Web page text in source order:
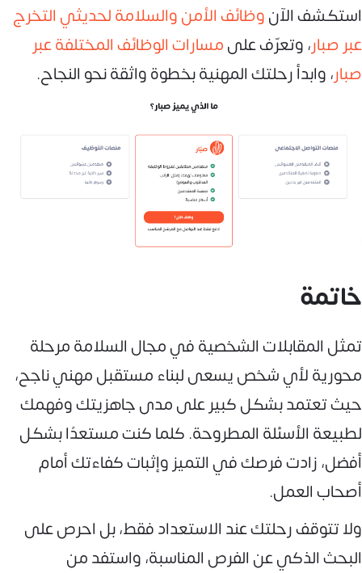
استكشف الآنوظائف الأمن والسلامة لحديثي التخرج
عبر صبار، وتعرّف علىمسارات الوظائف المختلفة عبر
صبار، وابدأ رحلتك المهنية بخطوة واثقة نحو النجاح.
خاتمة
تمثل المقابلات الشخصية في مجال السلامة مرحلة
محورية لأي شخص يسعى لبناء مستقبل مهني ناجح،
حيث تعتمد بشكل كبير على مدى جاهزيتك وفهمك
لطبيعة الأسئلة المطروحة. كلما كنت مستعدًا بشكل
أفضل، زادت فرصك في التميز وإثبات كفاءتك أمام
أصحاب العمل.
ولا تتوقف رحلتك عند الاستعداد فقط، بل احرص على
البحث الذكي عن الفرص المناسبة، واستفد من